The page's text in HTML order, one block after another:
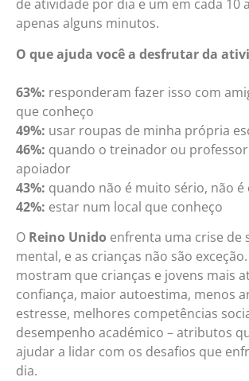
de atividade por dia e um em cada 10
apenas alguns minutos.
O que ajuda você a desfrutar da
63%: responderam fazer isso com
que conheço
49%: usar roupas de minha própria
46%: quando o treinador ou professor
apoiador
43%: quando não é muito sério, não
42%: estar num local que conheço
O Reino Unido enfrenta uma crise de
mental, e as crianças não são
mostram que crianças e jovens mais
confiança, maior autoestima, menos
estresse, melhores competências
desempenho académico – atributos
ajudar a lidar com os desafios que
dia.